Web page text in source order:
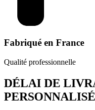
Fabriqué en France
Qualité professionnelle
DÉLAI DE